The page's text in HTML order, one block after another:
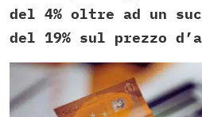
del 4% oltre ad un
del 19% sul prezzo